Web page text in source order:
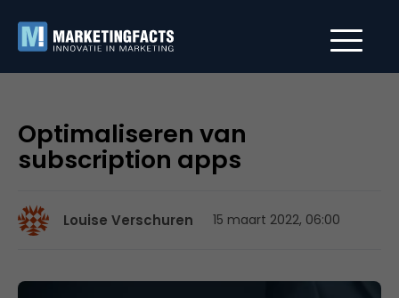
Optimaliseren van
subscription apps
Louise Verschuren 15 maart 2022, 06:00